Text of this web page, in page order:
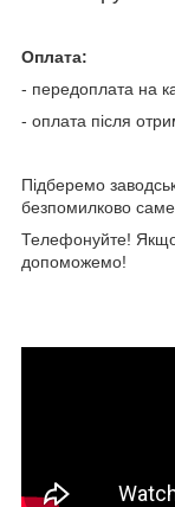
Оплата:
- передоплата на
- оплата після
Підберемо
безпомилково
Телефонуйте!
допоможемо!